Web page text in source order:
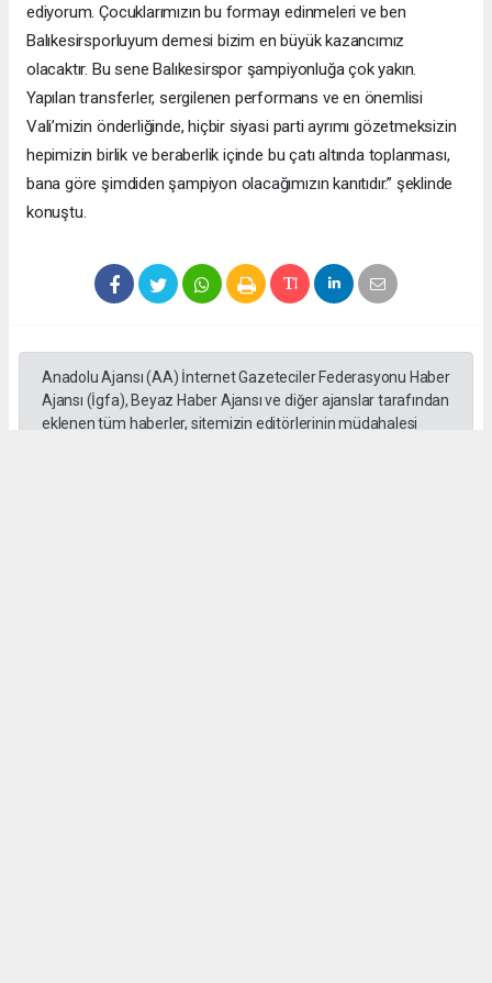
ediyorum. Çocuklarımızın bu formayı edinmeleri ve ben
Balıkesirsporluyum demesi bizim en büyük kazancımız
olacaktır. Bu sene Balıkesirspor şampiyonluğa çok yakın.
Yapılan transferler, sergilenen performans ve en önemlisi
Vali’mizin önderliğinde, hiçbir siyasi parti ayrımı gözetmeksizin
hepimizin birlik ve beraberlik içinde bu çatı altında toplanması,
bana göre şimdiden şampiyon olacağımızın kanıtıdır.” şeklinde
konuştu.
Anadolu Ajansı (AA) İnternet Gazeteciler Federasyonu Haber
Ajansı (İgfa), Beyaz Haber Ajansı ve diğer ajanslar tarafından
eklenen tüm haberler, sitemizin editörlerinin müdahalesi